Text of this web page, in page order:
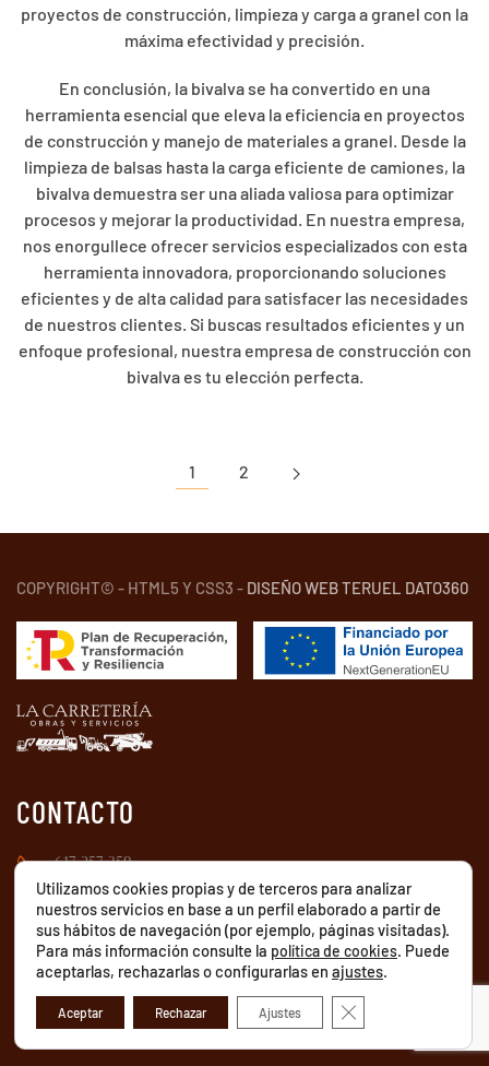
proyectos de construcción, limpieza y carga a granel con la
máxima efectividad y precisión.
En conclusión, la bivalva se ha convertido en una
herramienta esencial que eleva la eficiencia en proyectos
de construcción y manejo de materiales a granel. Desde la
limpieza de balsas hasta la carga eficiente de camiones, la
bivalva demuestra ser una aliada valiosa para optimizar
procesos y mejorar la productividad. En nuestra empresa,
nos enorgullece ofrecer servicios especializados con esta
herramienta innovadora, proporcionando soluciones
eficientes y de alta calidad para satisfacer las necesidades
de nuestros clientes. Si buscas resultados eficientes y un
enfoque profesional, nuestra empresa de construcción con
bivalva es tu elección perfecta.
1 2
COPYRIGHT© - HTML5 Y CSS3 - DISEÑO WEB TERUEL DATO360
CONTACTO
617 257 359
INFO@LACARRETERIAOBRASYSERVICIOS.COM
CALLE BALSA, 3, 44167, CAMAÑAS, TERUEL
POLÍTICAS
Utilizamos cookies propias y de terceros para analizar
nuestros servicios en base a un perfil elaborado a partir de
sus hábitos de navegación (por ejemplo, páginas visitadas).
Para más información consulte la política de cookies. Puede
aceptarlas, rechazarlas o configurarlas en ajustes.
Aceptar Rechazar Ajustes Cerrar el banner de